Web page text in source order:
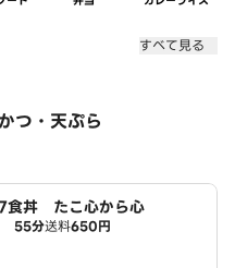
すべて見る
つ・天ぷら
食丼 たこ心から心
55分送料650円